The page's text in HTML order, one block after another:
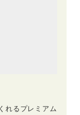
れるプレミアム